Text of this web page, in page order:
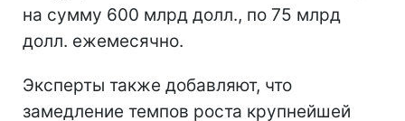
на сумму 600 млрд долл., по 75 млрд
долл. ежемесячно.
Эксперты также добавляют, что
замедление темпов роста крупнейшей